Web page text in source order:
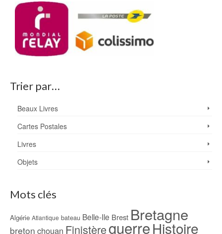
Trier par…
Beaux Livres
Cartes Postales
Livres
Objets
Mots clés
Algérie Atlantique bateau Belle-Ile Brest Bretagne
breton chouan FinistèreguerreHistoire